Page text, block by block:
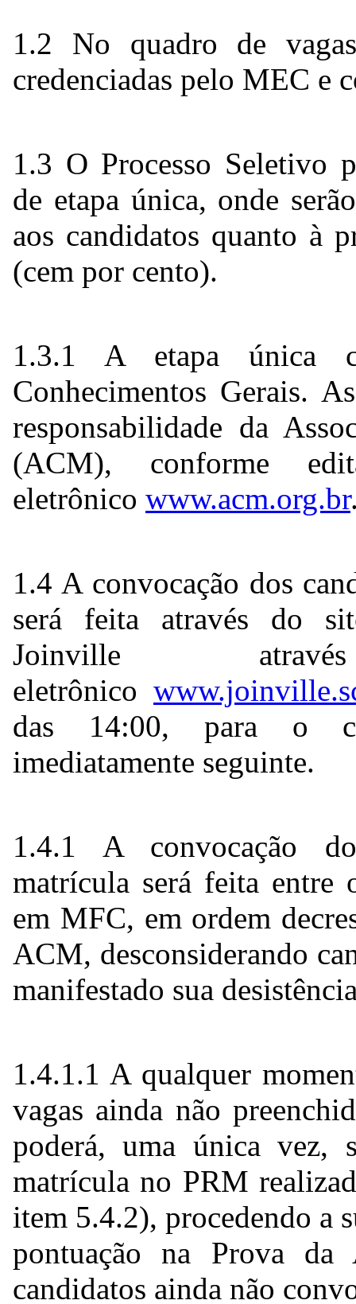
1.2 No quadro de
credenciadas pelo MEC e
1.3 O Processo Seletivo
de etapa única, onde
aos candidatos quanto à
(cem por cento).
1.3.1 A etapa única
Conhecimentos Gerais.
responsabilidade da
(ACM), conforme
eletrônico www.acm.org.br
1.4 A convocação dos
será feita através do
Joinville
eletrônico
das 14:00, para o
imediatamente seguinte.
1.4.1 A convocação
matrícula será feita entre
em MFC, em ordem
ACM, desconsiderando
manifestado sua
1.4.1.1 A qualquer
vagas ainda não
poderá, uma única vez,
matrícula no PRM
item 5.4.2), procedendo a
pontuação na Prova da
candidatos ainda não